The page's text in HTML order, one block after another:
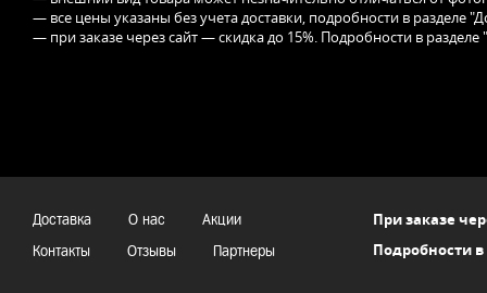
— все цены указаны без учета доставки, подробности в разделе
— при заказе через сайт — скидка до 15%. Подробности в разделе
Доставка О нас
Акции
Контакты
Отзывы Партнеры
При заказе
Подробности